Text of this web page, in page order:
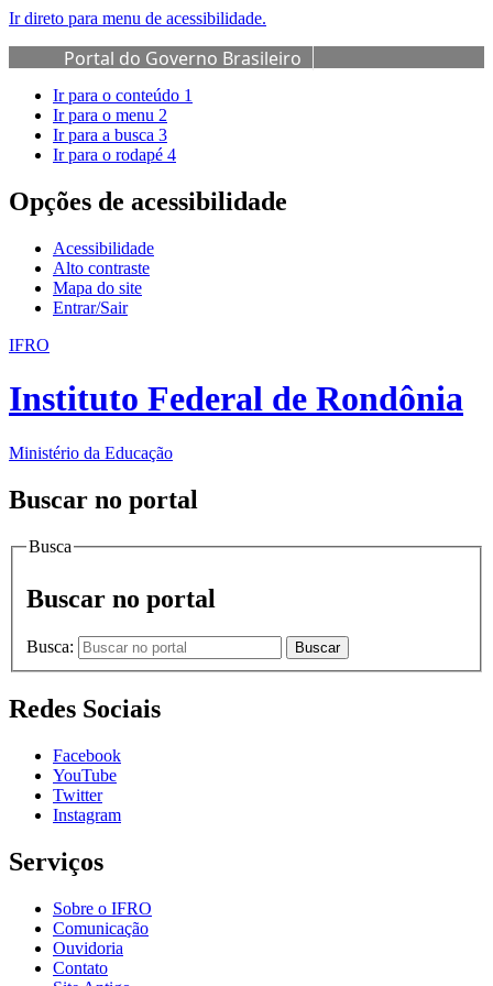
Ir direto para menu de acessibilidade.
Portal do Governo Brasileiro
Ir para o conteúdo 1
Ir para o menu 2
Ir para a busca 3
Ir para o rodapé 4
Opções de acessibilidade
Acessibilidade
Alto contraste
Mapa do site
Entrar/Sair
IFRO
Instituto Federal de Rondônia
Ministério da Educação
Buscar no portal
Busca
Buscar no portal
Busca: Buscar
Redes Sociais
Facebook
YouTube
Twitter
Instagram
Serviços
Sobre o IFRO
Comunicação
Ouvidoria
Contato